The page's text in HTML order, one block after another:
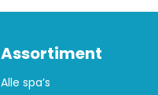
Assortiment
Alle spa’s